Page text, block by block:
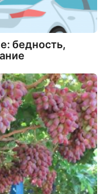
бедность,